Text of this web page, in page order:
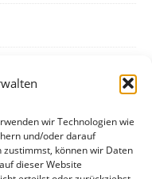
wir Technologien wie
und/oder darauf
zustimmst, können wir Daten
dieser Website